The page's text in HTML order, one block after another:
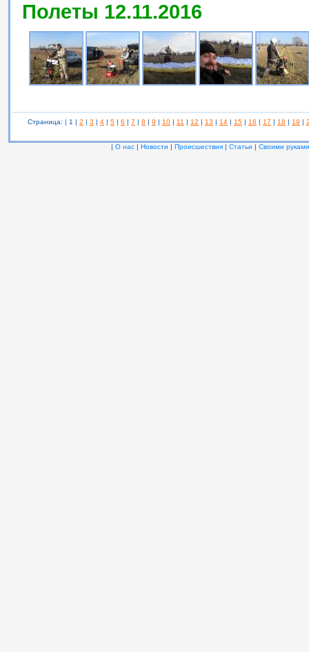
Полеты 12.11.2016
Страница: | 1 | 2 | 3 | 4 | 5 | 6 | 7 | 8 | 9 | 10 | 11 | 12 | 13 | 14 | 15 | 16 | 17 | 18 | 19 |
| О нас | Новости | Происшествия | Статьи | Своими руками